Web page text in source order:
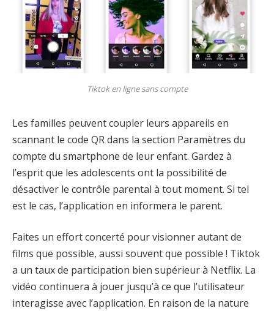
Tiktok en ligne sans compte
Les familles peuvent coupler leurs appareils en
scannant le code QR dans la section Paramètres du
compte du smartphone de leur enfant. Gardez à
l’esprit que les adolescents ont la possibilité de
désactiver le contrôle parental à tout moment. Si tel
est le cas, l’application en informera le parent.
Faites un effort concerté pour visionner autant de
films que possible, aussi souvent que possible ! Tiktok
a un taux de participation bien supérieur à Netflix. La
vidéo continuera à jouer jusqu’à ce que l’utilisateur
interagisse avec l’application. En raison de la nature